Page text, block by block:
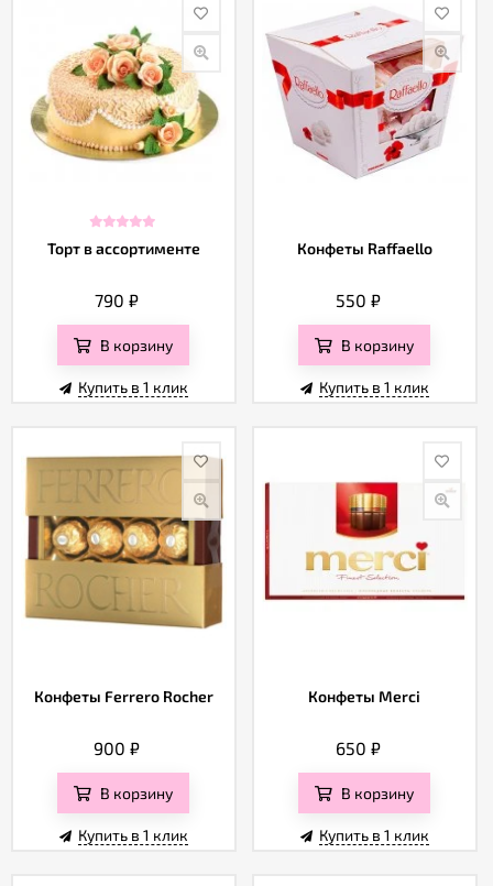
Торт в ассортименте
790₽
В корзину
Купить в 1 клик
Конфеты Raffaello
550 ₽
В корзину
Купить в 1 клик
Конфеты Ferrero Rocher
900₽
В корзину
Купить в 1 клик
Конфеты Merci
650 ₽
В корзину
Купить в 1 клик